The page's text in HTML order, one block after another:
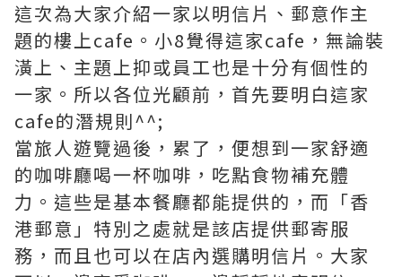
這次為大家介紹一家以明信片、郵意作主
題的樓上cafe。小8覺得這家cafe，無論裝
潢上、主題上抑或員工也是十分有個性的
一家。所以各位光顧前，首先要明白這家
cafe的潛規則^^;
當旅人遊覽過後，累了，便想到一家舒適
的咖啡廳喝一杯咖啡，吃點食物補充體
力。這些是基本餐廳都能提供的，而「香
港郵意」特別之處就是該店提供郵寄服
務，而且也可以在店內選購明信片。大家